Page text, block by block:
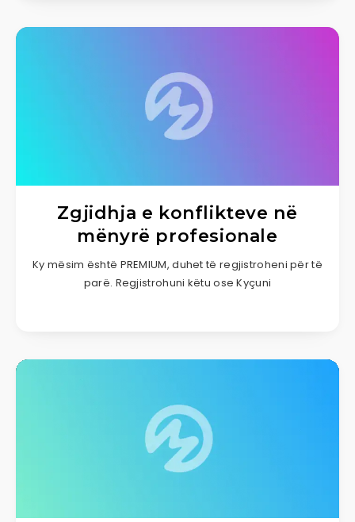
Zgjidhja e konflikteve në
mënyrë profesionale
Ky mësim është PREMIUM, duhet të regjistroheni për të
parë. Regjistrohuni këtu ose Kyçuni